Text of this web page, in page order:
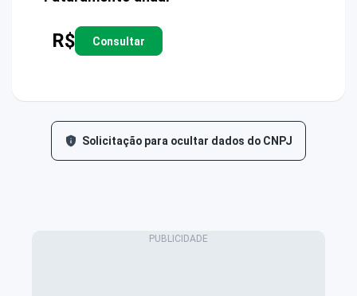
R$ Consultar
Solicitação para ocultar dados do CNPJ